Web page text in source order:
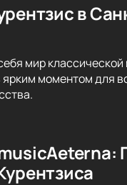
в
мир
моментом для